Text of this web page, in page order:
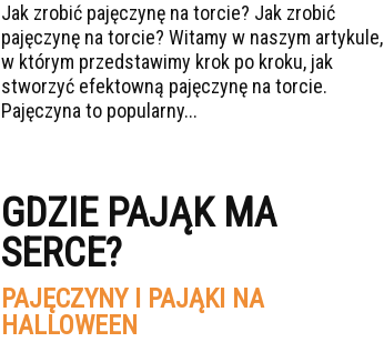
Jak zrobić pajęczynę na torcie? Jak zrobić
pajęczynę na torcie? Witamy w naszym artykule,
w którym przedstawimy krok po kroku, jak
stworzyć efektowną pajęczynę na torcie.
Pajęczyna to popularny...
GDZIE PAJĄK MA
SERCE?
PAJĘCZYNY I PAJĄKI NA
HALLOWEEN